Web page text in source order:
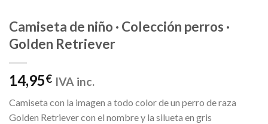
Camiseta de niño · Colección perros ·
Golden Retriever
14,95€ IVA inc.
Camiseta con la imagen a todo color de un perro de raza
Golden Retriever con el nombre y la silueta en gris